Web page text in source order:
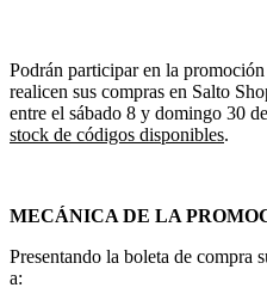
Podrán participar en la
realicen sus compras en Salto
entre el sábado 8 y domingo 30
stock de códigos disponibles.
MECÁNICA DE LA
Presentando la boleta de compra
a: